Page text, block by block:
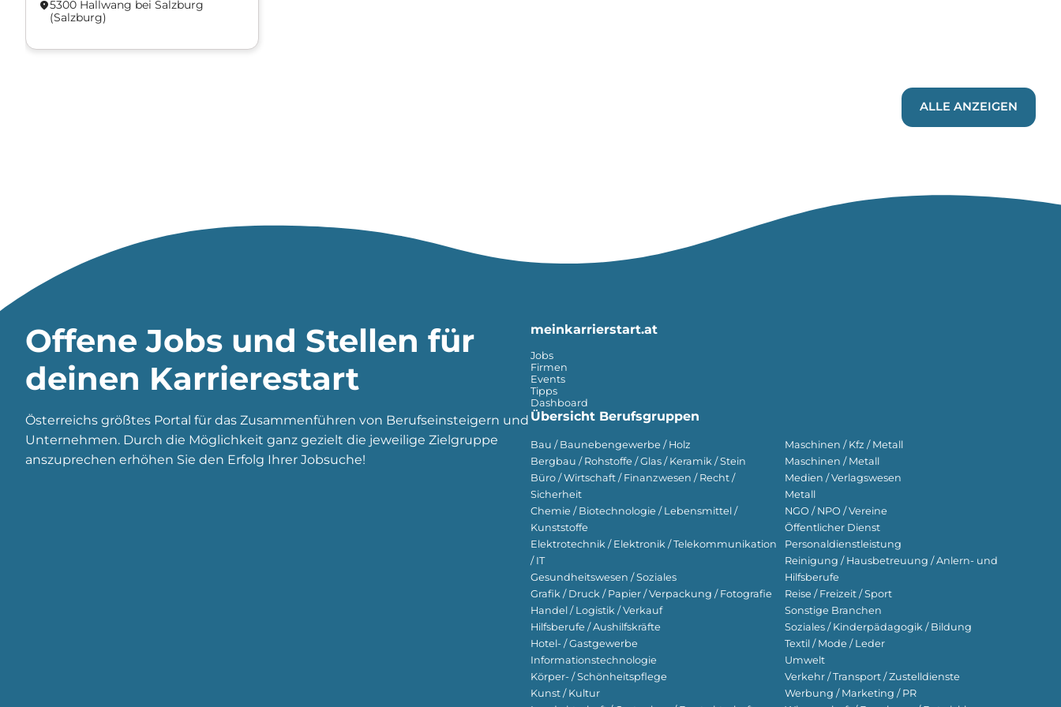
location_on5300 Hallwang bei Salzburg
(Salzburg)
ALLE ANZEIGEN
Offene Jobs und Stellen für
deinen Karrierestart
Österreichs größtes Portal für das Zusammenführen von Berufseinsteigern und
Unternehmen. Durch die Möglichkeit ganz gezielt die jeweilige Zielgruppe
anszuprechen erhöhen Sie den Erfolg Ihrer Jobsuche!
meinkarrierstart.at
Jobs
Firmen
Events
Tipps
Dashboard
Übersicht Berufsgruppen
Bau / Baunebengewerbe / Holz
Bergbau / Rohstoffe / Glas / Keramik / Stein
Büro / Wirtschaft / Finanzwesen / Recht /
Sicherheit
Chemie / Biotechnologie / Lebensmittel /
Kunststoffe
Elektrotechnik / Elektronik / Telekommunikation
/ IT
Gesundheitswesen / Soziales
Grafik / Druck / Papier / Verpackung / Fotografie
Handel / Logistik / Verkauf
Hilfsberufe / Aushilfskräfte
Hotel- / Gastgewerbe
Informationstechnologie
Körper- / Schönheitspflege
Kunst / Kultur
Maschinen / Kfz / Metall
Maschinen / Metall
Medien / Verlagswesen
Metall
NGO / NPO / Vereine
Öffentlicher Dienst
Personaldienstleistung
Reinigung / Hausbetreuung / Anlern- und
Hilfsberufe
Reise / Freizeit / Sport
Sonstige Branchen
Soziales / Kinderpädagogik / Bildung
Textil / Mode / Leder
Umwelt
Verkehr / Transport / Zustelldienste
Werbung / Marketing / PR